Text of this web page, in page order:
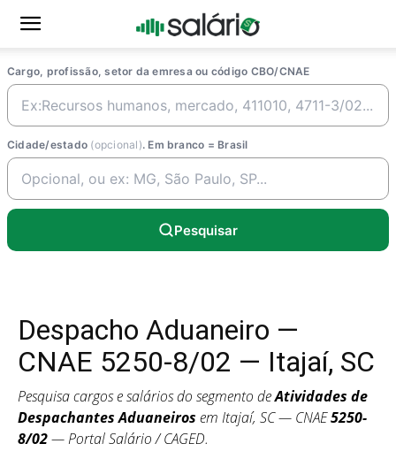
Cargo, profissão, setor da emresa ou código CBO/CNAE
Cidade/estado (opcional). Em branco = Brasil
Pesquisar
Despacho Aduaneiro —
CNAE 5250-8/02 — Itajaí, SC
Pesquisa cargos e salários do segmento deAtividades de
Despachantes Aduaneiros em Itajaí, SC — CNAE5250-
8/02— Portal Salário / CAGED.